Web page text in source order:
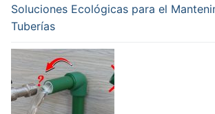
Soluciones Ecológicas para el
Tuberías